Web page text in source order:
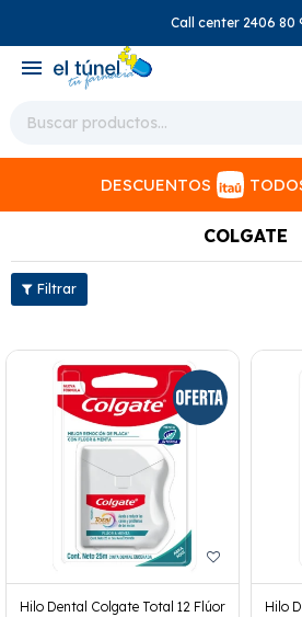
Call center 2406 80
menu
DESCUENTOS
COLGATE
Hilo Dental Colgate Total 12 Flúor
Hilo
close